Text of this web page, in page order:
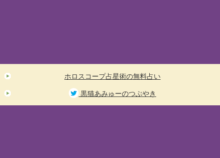
ホロスコープ占星術の無料占い
黒猫あみゅーのつぶやき